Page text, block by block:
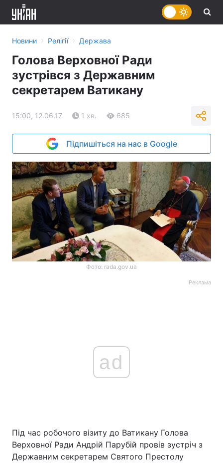
Новини › Релігії › Держава
Голова Верховної Ради
зустрівся з Державним
секретарем Ватикану
15:00, 12.06.17 1 хв. 685
Підпишіться на нас в Google
Фото: rada.gov.ua
Реклама
ad
Під час робочого візиту до Ватикану Голова
Верховної Ради Андрій Парубій провів зустріч з
Державним секретарем Святого Престолу